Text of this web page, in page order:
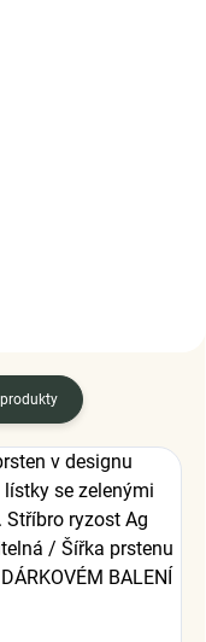
v designu
se zelenými
ryzost Ag
/ Šířka prstenu
BALENÍ